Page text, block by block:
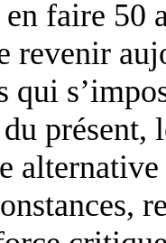
faire 50
revenir
qui
présent,